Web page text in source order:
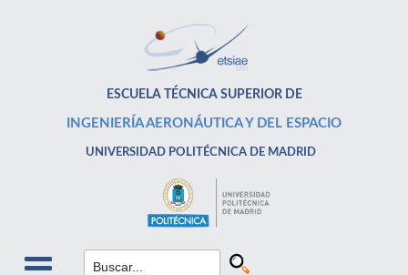
ESCUELA TÉCNICA SUPERIOR DE
INGENIERÍA AERONÁUTICA Y DEL ESPACIO
UNIVERSIDAD POLITÉCNICA DE MADRID